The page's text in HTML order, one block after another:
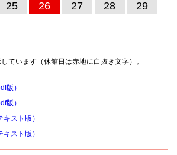
25 26 27 28
29
ています（休館日は赤地に白抜き文字）。
版）
版）
スト版）
スト版）